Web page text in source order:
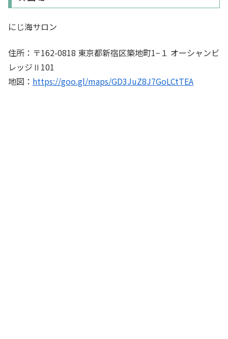
にじ海サロン
住所：〒162-0818 東京都新宿区築地町1−１ オーシャンビ
レッジⅡ101
地図： https://goo.gl/maps/GD3JuZ8J7GoLCtTEA